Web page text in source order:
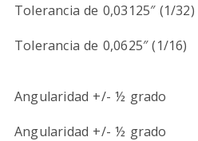
Tolerancia de 0,03125″ (1/
Tolerancia de 0,0625″ (1/16)
Angularidad +/- ½ grado
Angularidad +/- ½ grado